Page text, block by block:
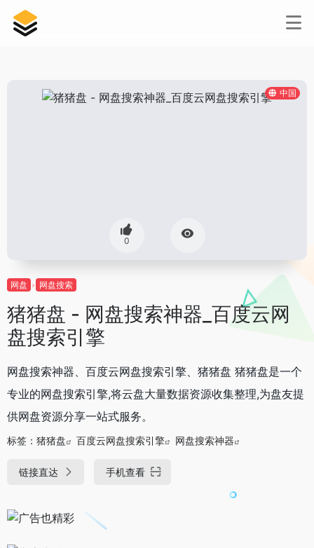
中国
0
网盘 网盘搜索
猪猪盘 - 网盘搜索神器_百度云网
盘搜索引擎
网盘搜索神器、百度云网盘搜索引擎、猪猪盘 猪猪盘是一个
专业的网盘搜索引擎,将云盘大量数据资源收集整理,为盘友提
供网盘资源分享一站式服务。
标签： 猪猪盘 百度云网盘搜索引擎 网盘搜索神器
链接直达 手机查看